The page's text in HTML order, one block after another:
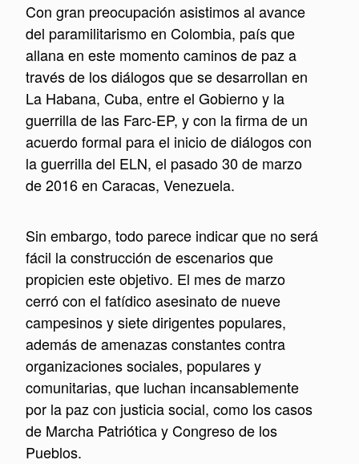
Con gran preocupación asistimos al avance
del paramilitarismo en Colombia, país que
allana en este momento caminos de paz a
través de los diálogos que se desarrollan en
La Habana, Cuba, entre el Gobierno y la
guerrilla de las Farc-EP, y con la firma de un
acuerdo formal para el inicio de diálogos con
la guerrilla del ELN, el pasado 30 de marzo
de 2016 en Caracas, Venezuela.
Sin embargo, todo parece indicar que no será
fácil la construcción de escenarios que
propicien este objetivo. El mes de marzo
cerró con el fatídico asesinato de nueve
campesinos y siete dirigentes populares,
además de amenazas constantes contra
organizaciones sociales, populares y
comunitarias, que luchan incansablemente
por la paz con justicia social, como los casos
de Marcha Patriótica y Congreso de los
Pueblos.